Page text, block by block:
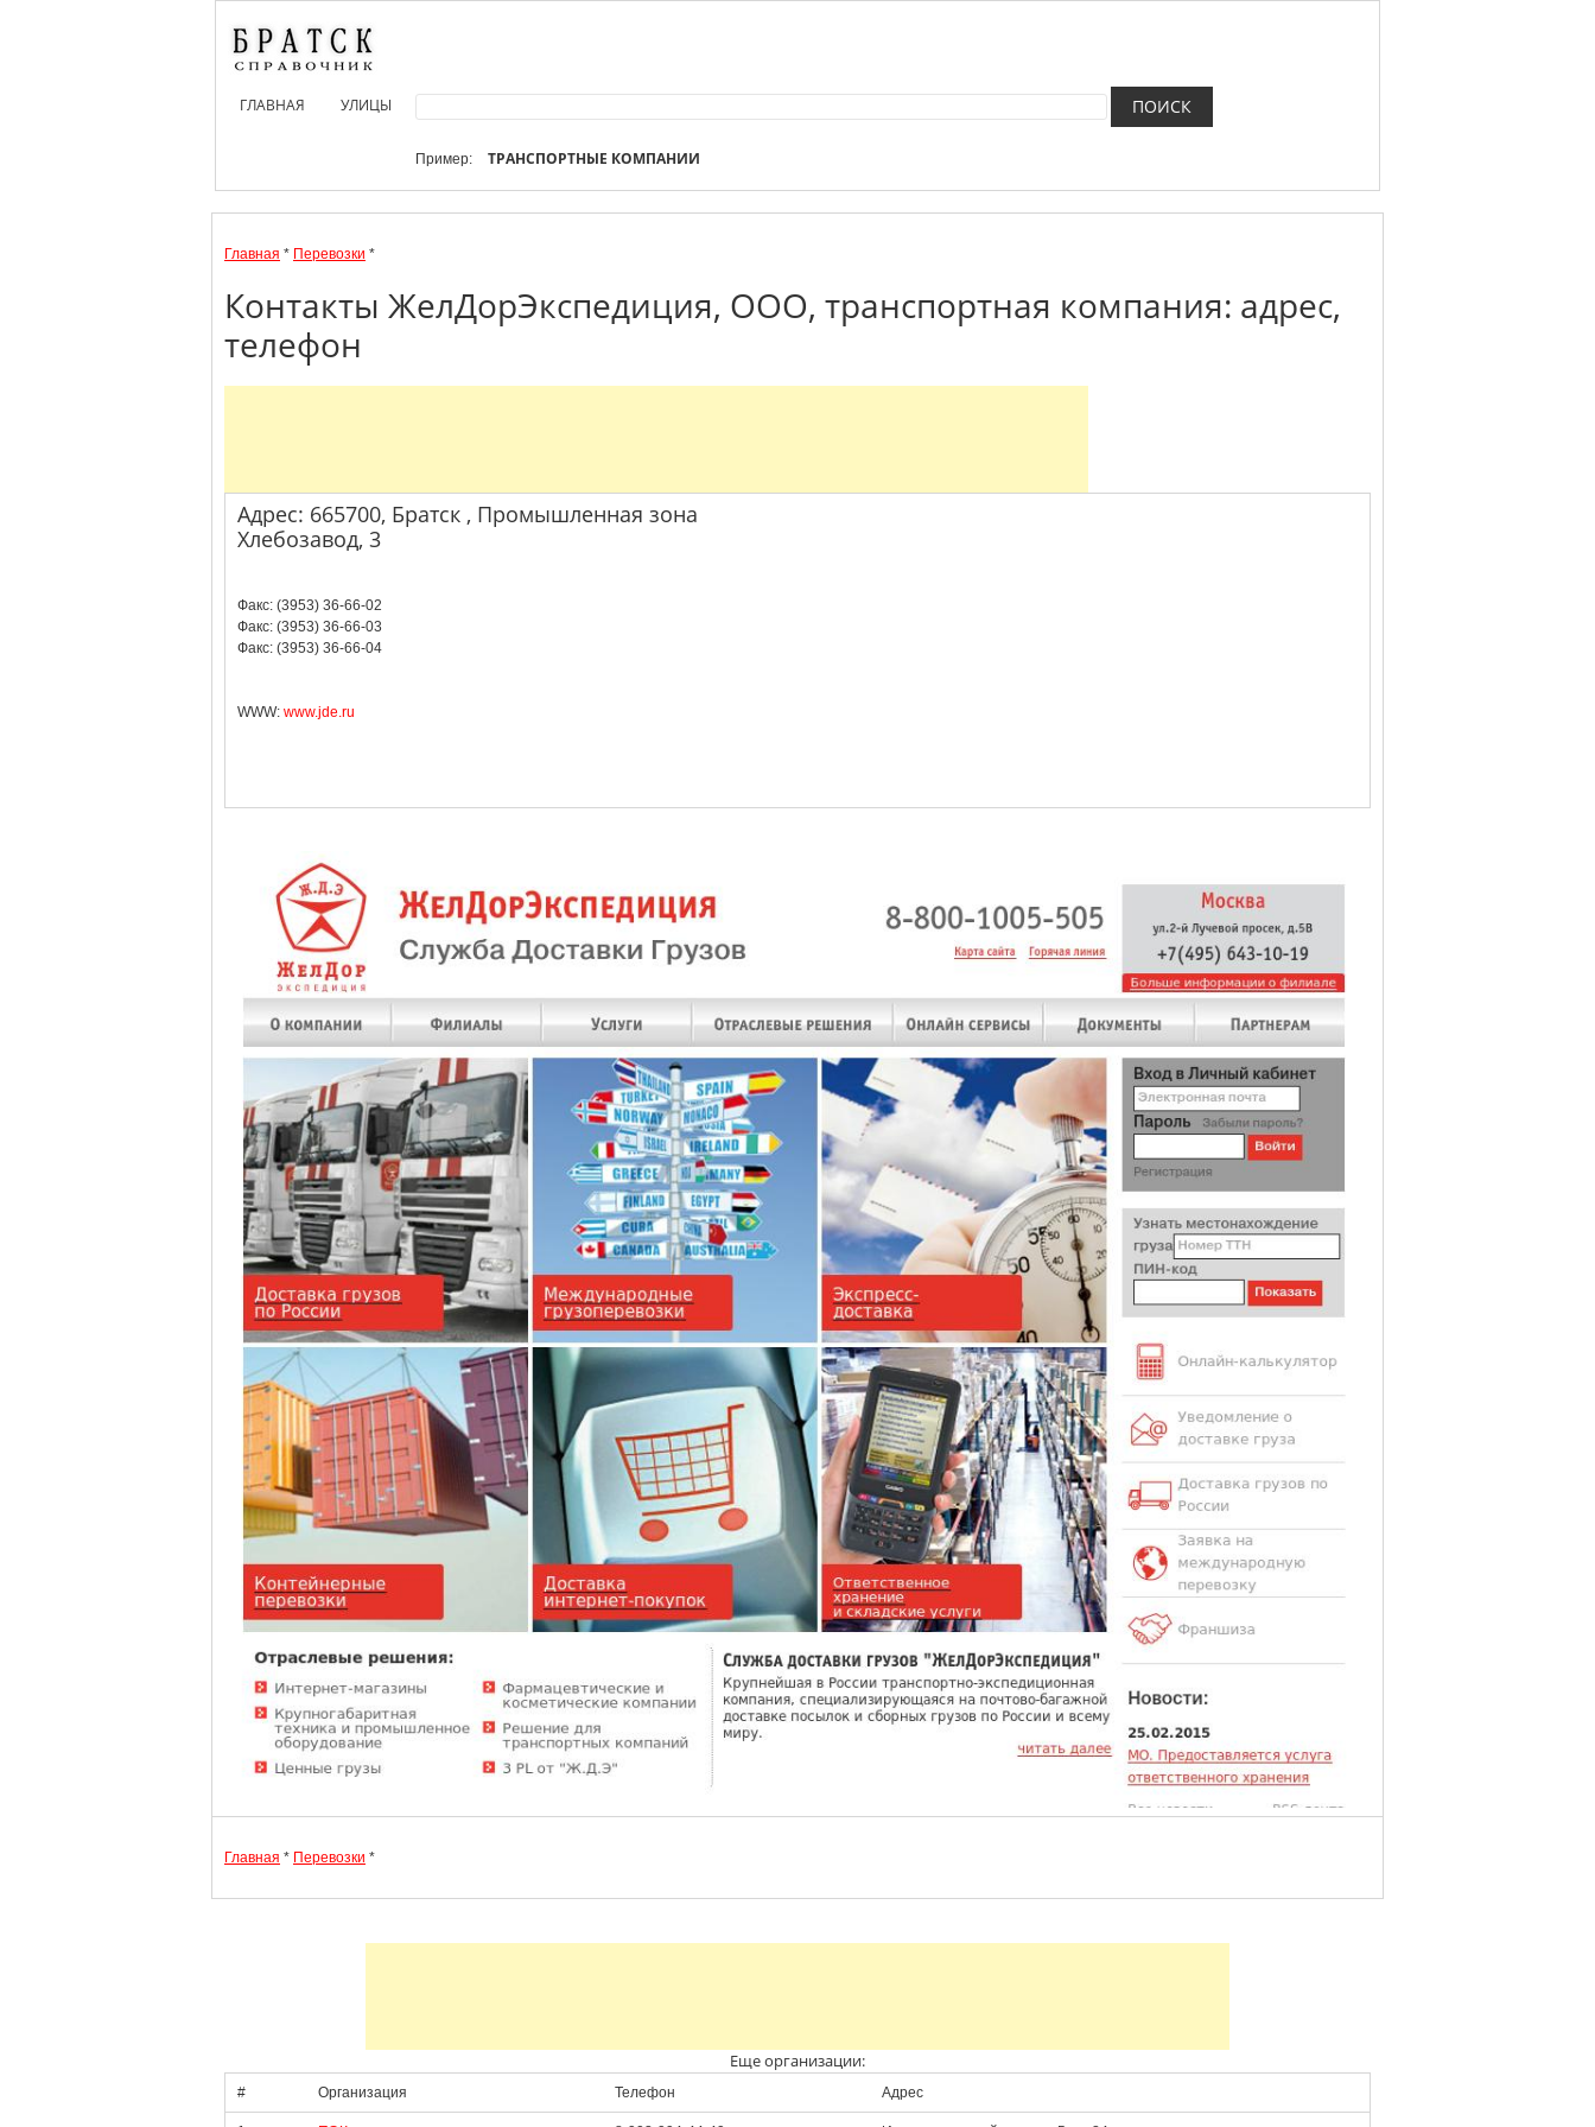
ГЛАВНАЯ УЛИЦЫ
Пример: ТРАНСПОРТНЫЕ КОМПАНИИ
Главная * Перевозки *
Контакты ЖелДорЭкспедиция, ООО, транспортная компания: адрес,
телефон
Адрес: 665700, Братск , Промышленная зона
Хлебозавод, 3
Факс: (3953) 36-66-02
Факс: (3953) 36-66-03
Факс: (3953) 36-66-04
WWW: www.jde.ru
Главная * Перевозки *
Еще организации:
# Организация Телефон Адрес